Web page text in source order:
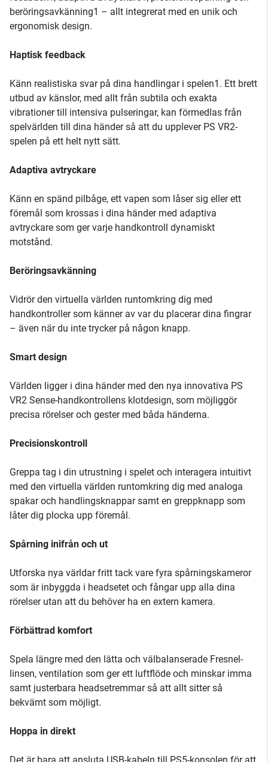
beröringsavkänning1 – allt integrerat med en unik och
ergonomisk design.
Haptisk feedback
Känn realistiska svar på dina handlingar i spelen1. Ett brett
utbud av känslor, med allt från subtila och exakta
vibrationer till intensiva pulseringar, kan förmedlas från
spelvärlden till dina händer så att du upplever PS VR2-
spelen på ett helt nytt sätt.
Adaptiva avtryckare
Känn en spänd pilbåge, ett vapen som låser sig eller ett
föremål som krossas i dina händer med adaptiva
avtryckare som ger varje handkontroll dynamiskt
motstånd.
Beröringsavkänning
Vidrör den virtuella världen runtomkring dig med
handkontroller som känner av var du placerar dina fingrar
– även när du inte trycker på någon knapp.
Smart design
Världen ligger i dina händer med den nya innovativa PS
VR2 Sense-handkontrollens klotdesign, som möjliggör
precisa rörelser och gester med båda händerna.
Precisionskontroll
Greppa tag i din utrustning i spelet och interagera intuitivt
med den virtuella världen runtomkring dig med analoga
spakar och handlingsknappar samt en greppknapp som
låter dig plocka upp föremål.
Spårning inifrån och ut
Utforska nya världar fritt tack vare fyra spårningskameror
som är inbyggda i headsetet och fångar upp alla dina
rörelser utan att du behöver ha en extern kamera.
Förbättrad komfort
Spela längre med den lätta och välbalanserade Fresnel-
linsen, ventilation som ger ett luftflöde och minskar imma
samt justerbara headsetremmar så att allt sitter så
bekvämt som möjligt.
Hoppa in direkt